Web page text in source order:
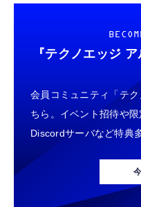
『テクノエッジ ア
会員コミュニティ「テ
ちら。イベント招待や
Discordサーバなど特典